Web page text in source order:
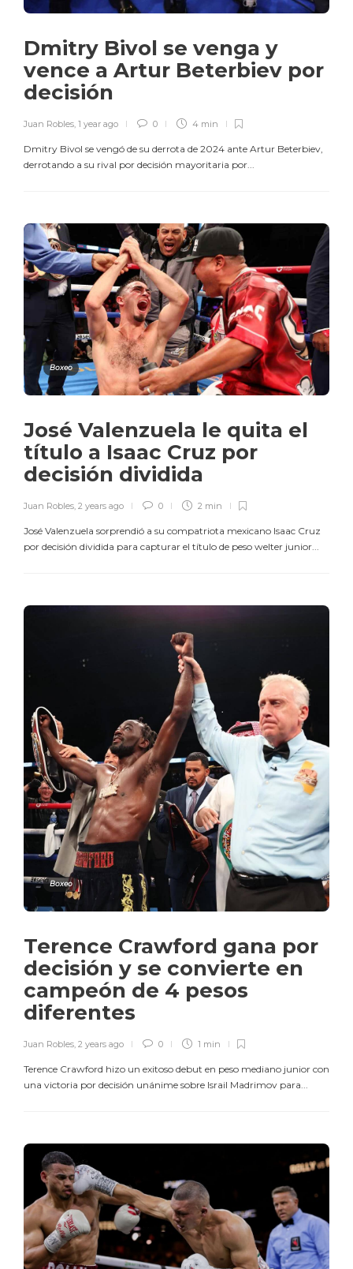
Dmitry Bivol se venga y
vence a Artur Beterbiev por
decisión
Juan Robles, 1 year ago 0 4 min
Dmitry Bivol se vengó de su derrota de 2024 ante Artur Beterbiev,
derrotando a su rival por decisión mayoritaria por...
Boxeo
José Valenzuela le quita el
título a Isaac Cruz por
decisión dividida
Juan Robles, 2 years ago 0 2 min
José Valenzuela sorprendió a su compatriota mexicano Isaac Cruz
por decisión dividida para capturar el título de peso welter junior...
Boxeo
Terence Crawford gana por
decisión y se convierte en
campeón de 4 pesos
diferentes
Juan Robles, 2 years ago 0 1 min
Terence Crawford hizo un exitoso debut en peso mediano junior con
una victoria por decisión unánime sobre Israil Madrimov para...